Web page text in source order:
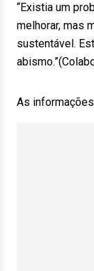
“Existia um
melhorar, mas
sustentável.
As